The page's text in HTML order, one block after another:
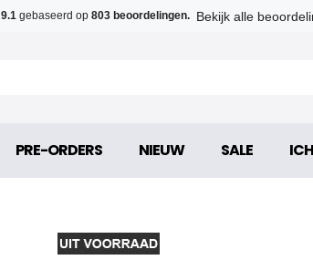
9.1 gebaseerd op 803 beoordelingen. Bekijk alle
PRE-ORDERS NIEUW SALE